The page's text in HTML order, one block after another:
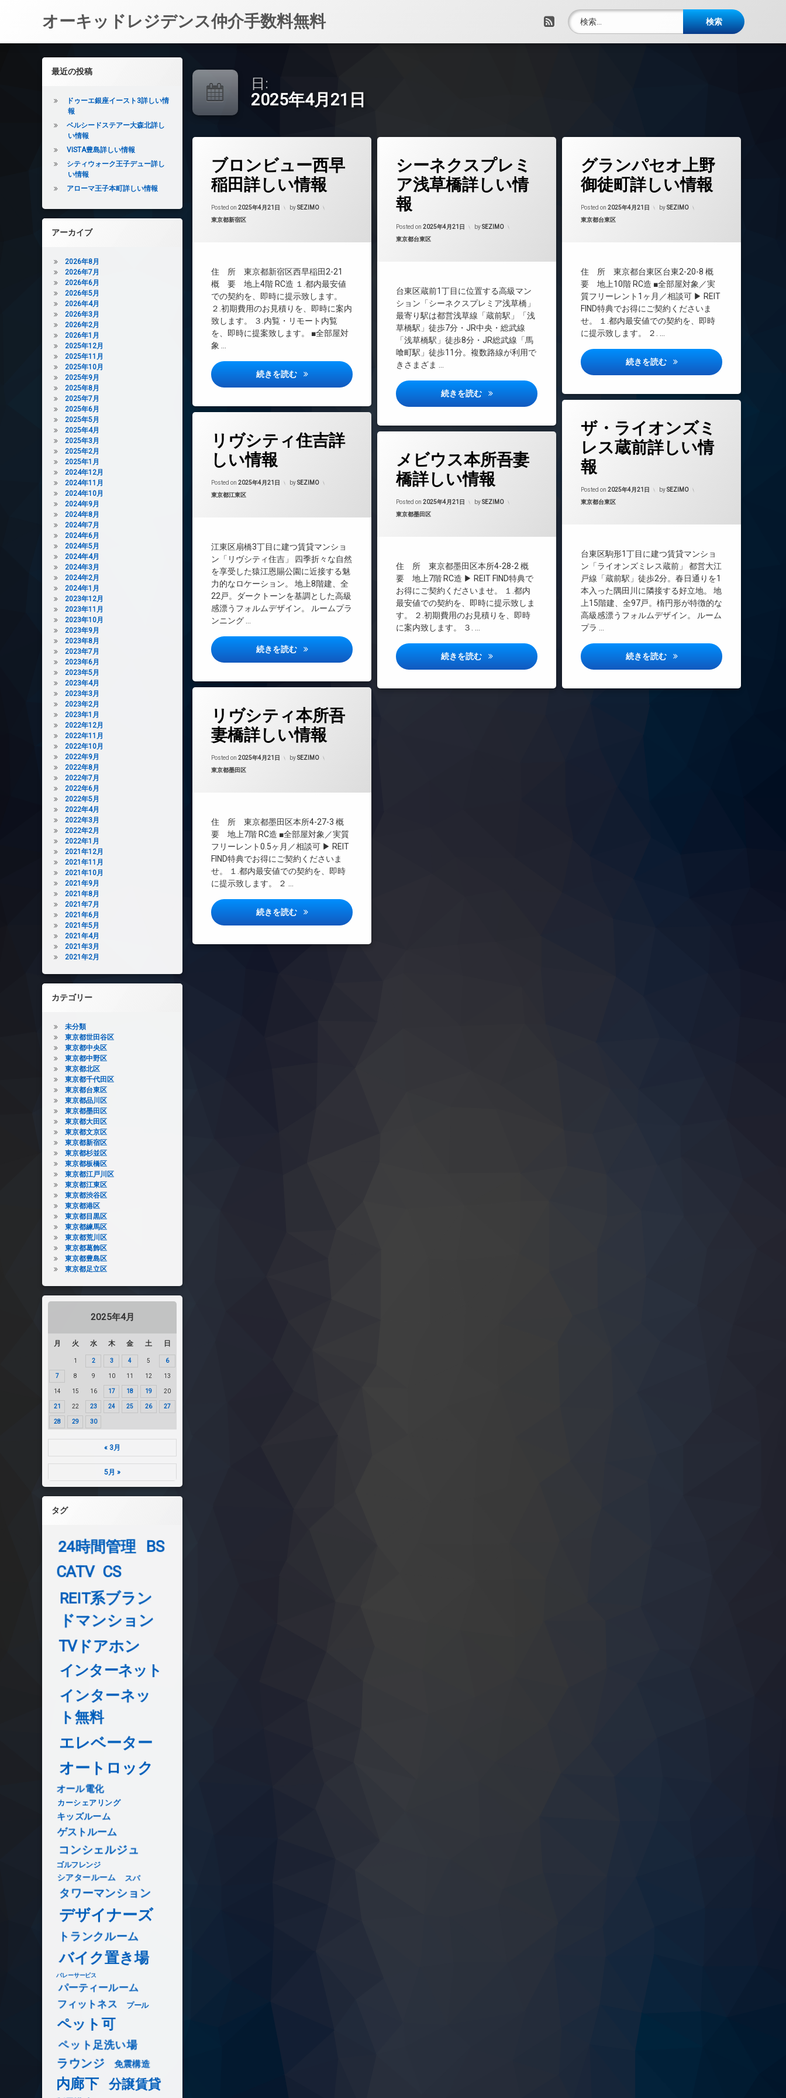
オーキッドレジデンス仲介手数料無料 RSS
検索:
日:
2025年4月21日
ブロンビュー西早
稲田詳しい情報
Posted on 2025年4月21日 bySEZIMO
カテゴリー:
東京都新宿区
住 所 東京都新宿区西早稲田2-21
概 要 地上4階 RC造 １.都内最安値
での契約を、即時に提示致します。
２.初期費用のお見積りを、即時に案内
致します。 ３.内覧・リモート内覧
を、即時に提案致します。 ■全部屋対
象 …
続きを読む ブロンビュー西早稲田詳しい情報
24時間管理
CATV
デザイナーズ
内廊下
宅配ボックス
敷地内ゴミ置き場
防犯カメラ
シーネクスプレミ
ア浅草橋詳しい情
報
Posted on 2025年4月21日 bySEZIMO
カテゴリー:
東京都台東区
台東区蔵前1丁目に位置する高級マン
ション「シーネクスプレミア浅草橋」
最寄り駅は都営浅草線「蔵前駅」「浅
草橋駅」徒歩7分・JR中央・総武線
「浅草橋駅」徒歩8分・JR総武線「馬
喰町駅」徒歩11分。複数路線が利用で
きさまざま …
続きを読む シーネクスプレミア浅草橋詳しい情報
24時間管理
CATV
TVドアホン
デザイナーズ
バイク置き場
ペット可
分譲賃貸
宅配ボックス
楽器可
防犯カメラ
グランパセオ上野
御徒町詳しい情報
Posted on 2025年4月21日 bySEZIMO
カテゴリー:
東京都台東区
住 所 東京都台東区台東2-20-8 概
要 地上10階 RC造 ■全部屋対象／実
質フリーレント1ヶ月／相談可 ▶ REIT
FIND特典でお得にご契約くださいま
せ。 １.都内最安値での契約を、即時
に提示致します。 ２. …
続きを読む グランパセオ上野御徒町詳しい
24時間管理
CATV
インターネット無料
エレベーター
オートロック
デザイナーズ
バイク置き場
敷地内ゴミ置き場
楽器可
駐輪場
ザ・ライオンズミ
レス蔵前詳しい情
報
Posted on 2025年4月21日 bySEZIMO
カテゴリー:
東京都台東区
台東区駒形1丁目に建つ賃貸マンショ
ン「ライオンズミレス蔵前」 都営大江
戸線「蔵前駅」徒歩2分。春日通りを1
本入った隅田川に隣接する好立地。 地
上15階建、全97戸。楕円形が特徴的な
高級感漂うフォルムデザイン。 ルーム
プラ …
続きを読む ザ・ライオンズミレス蔵前詳し
24時間管理
CATV
TVドアホン
デザイナーズ
バイク置き場
内廊下
分譲賃貸
宅配ボックス
防犯カメラ
駐車場
リヴシティ住吉詳
しい情報
Posted on 2025年4月21日 bySEZIMO
カテゴリー:
東京都江東区
江東区扇橋3丁目に建つ賃貸マンショ
ン「リヴシティ住吉」 四季折々な自然
を享受した猿江恩賜公園に近接する魅
力的なロケーション。 地上8階建、全
22戸。ダークトーンを基調とした高級
感漂うフォルムデザイン。 ルームプラ
ンニング …
続きを読む リヴシティ住吉詳しい情報
24時間管理
CATV
エレベーター
オートロック
デザイナーズ
ペット可
分譲賃貸
宅配ボックス
防犯カメラ
駐輪場
メビウス本所吾妻
橋詳しい情報
Posted on 2025年4月21日 bySEZIMO
カテゴリー:
東京都墨田区
住 所 東京都墨田区本所4-28-2 概
要 地上7階 RC造 ▶ REIT FIND特典で
お得にご契約くださいませ。 １.都内
最安値での契約を、即時に提示致しま
す。 ２.初期費用のお見積りを、即時
に案内致します。 ３. …
続きを読む メビウス本所吾妻橋詳しい情報
24時間管理
CATV
インターネット無料
エレベーター
オートロック
デザイナーズ
ペット可
敷地内ゴミ置き場
防犯カメラ
リヴシティ本所吾
妻橋詳しい情報
Posted on 2025年4月21日 bySEZIMO
カテゴリー:
東京都墨田区
住 所 東京都墨田区本所4-27-3 概
要 地上7階 RC造 ■全部屋対象／実質
フリーレント0.5ヶ月／相談可 ▶ REIT
FIND特典でお得にご契約くださいま
せ。 １.都内最安値での契約を、即時
に提示致します。 ２ …
続きを読む リヴシティ本所吾妻橋詳しい情報
24時間管理
CATV
エレベーター
デザイナーズ
ペット可
内廊下
分譲賃貸
防犯カメラ
駐輪場
左サイドバー
最近の投稿
ドゥーエ銀座イースト3詳しい情
報
ベルシードステアー大森北詳し
い情報
VISTA豊島詳しい情報
シティウォーク王子デュー詳し
い情報
アローマ王子本町詳しい情報
アーカイブ
2026年8月
2026年7月
2026年6月
2026年5月
2026年4月
2026年3月
2026年2月
2026年1月
2025年12月
2025年11月
2025年10月
2025年9月
2025年8月
2025年7月
2025年6月
2025年5月
2025年4月
2025年3月
2025年2月
2025年1月
2024年12月
2024年11月
2024年10月
2024年9月
2024年8月
2024年7月
2024年6月
2024年5月
2024年4月
2024年3月
2024年2月
2024年1月
2023年12月
2023年11月
2023年10月
2023年9月
2023年8月
2023年7月
2023年6月
2023年5月
2023年4月
2023年3月
2023年2月
2023年1月
2022年12月
2022年11月
2022年10月
2022年9月
2022年8月
2022年7月
2022年6月
2022年5月
2022年4月
2022年3月
2022年2月
2022年1月
2021年12月
2021年11月
2021年10月
2021年9月
2021年8月
2021年7月
2021年6月
2021年5月
2021年4月
2021年3月
2021年2月
カテゴリー
未分類
東京都世田谷区
東京都中央区
東京都中野区
東京都北区
東京都千代田区
東京都台東区
東京都品川区
東京都墨田区
東京都大田区
東京都文京区
東京都新宿区
東京都杉並区
東京都板橋区
東京都江戸川区
東京都江東区
東京都渋谷区
東京都港区
東京都目黒区
東京都練馬区
東京都荒川区
東京都葛飾区
東京都豊島区
東京都足立区
2025年4月
月 火 水 木 金 土 日
1 2 3 4 5 6
7 8 9 10 11 12 13
14 15 16 17 18 19 20
21 22 23 24 25 26 27
28 29 30
« 3月
5月 »
タグ
24時間管理
BS
CATV CS
REIT系ブラン
ドマンション
TVドアホン
インターネット
インターネッ
ト無料
エレベーター
オートロック
オール電化
カーシェアリング
キッズルーム
ゲストルーム
コンシェルジュ
ゴルフレンジ
シアタールーム スパ
タワーマンション
デザイナーズ
トランクルーム
バイク置き場
バレーサービス
パーティールーム
フィットネス プール
ペット可
ペット足洗い場
ラウンジ 免震構造
内廊下 分譲賃貸